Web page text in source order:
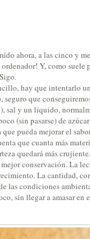
ahora, a las cinco y
Y, como suele
hay que intentarlo
que
sal y un líquido,
(sin pasarse) de
que pueda mejorar el
que cuanta más
quedará más
conservación. La
La cantidad,
las condiciones
sin llegar a amasar en